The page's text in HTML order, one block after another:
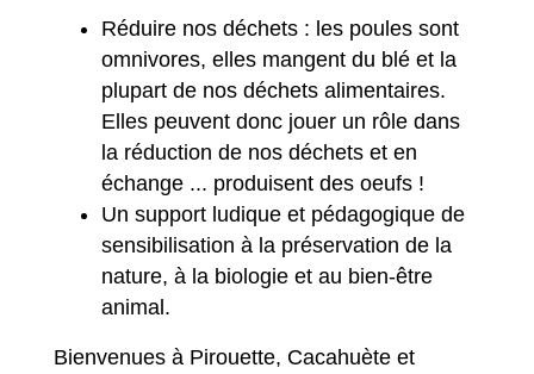
Réduire nos déchets : les poules sont
omnivores, elles mangent du blé et la
plupart de nos déchets alimentaires.
Elles peuvent donc jouer un rôle dans
la réduction de nos déchets et en
échange ... produisent des oeufs !
Un support ludique et pédagogique de
sensibilisation à la préservation de la
nature, à la biologie et au bien-être
animal.
Bienvenues à Pirouette, Cacahuète et